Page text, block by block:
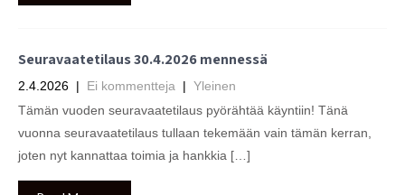
Seuravaatetilaus 30.4.2026 mennessä
2.4.2026 | Ei kommentteja | Yleinen
Tämän vuoden seuravaatetilaus pyörähtää käyntiin! Tänä
vuonna seuravaatetilaus tullaan tekemään vain tämän kerran,
joten nyt kannattaa toimia ja hankkia […]